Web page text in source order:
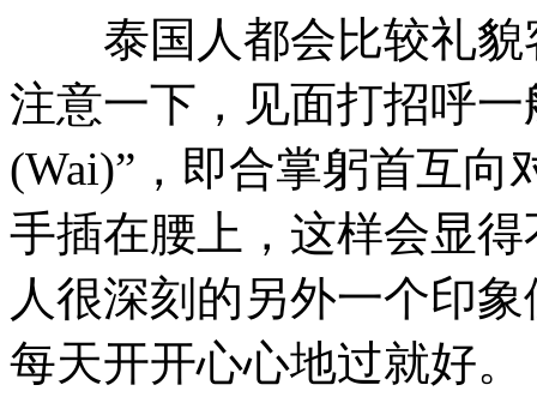
泰国人都会比较礼貌
注意一下，见面打招呼
(Wai)”，即合掌躬首互
手插在腰上，这样会显
人很深刻的另外一个印
每天开开心心地过就好。